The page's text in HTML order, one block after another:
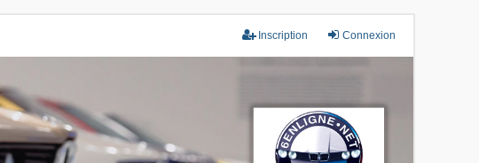
Connexion
Inscription